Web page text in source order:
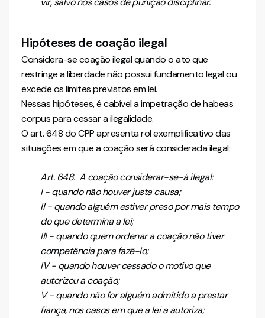
Hipóteses de coação ilegal
Considera-se coação ilegal quando o ato que
restringe a liberdade não possui fundamento legal ou
excede os limites previstos em lei.
Nessas hipóteses, é cabível a impetração de habeas
corpus para cessar a ilegalidade.
O art. 648 do CPP apresenta rol exemplificativo das
situações em que a coação será considerada ilegal:
Art. 648. A coação considerar-se-á ilegal:
I - quando não houver justa causa;
II - quando alguém estiver preso por mais tempo
do que determina a lei;
III - quando quem ordenar a coação não tiver
competência para fazê-lo;
IV - quando houver cessado o motivo que
autorizou a coação;
V - quando não for alguém admitido a prestar
fiança, nos casos em que a lei a autoriza;